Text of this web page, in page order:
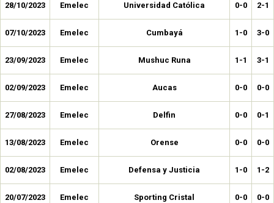
28/10/2023 Emelec Universidad Católica 0-0 2-1
07/10/2023 Emelec Cumbayá 1-0 3-0
23/09/2023 Emelec Mushuc Runa 1-1 3-1
02/09/2023 Emelec Aucas 0-0 0-0
27/08/2023 Emelec Delfin 0-0 0-1
13/08/2023 Emelec Orense 0-0 0-0
02/08/2023 Emelec Defensa y Justicia 1-0 1-2
20/07/2023 Emelec Sporting Cristal 0-0 0-0